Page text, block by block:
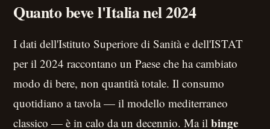
Quanto beve l'Italia nel 2024
I dati dell'Istituto Superiore di Sanità e dell'ISTAT
per il 2024 raccontano un Paese che ha cambiato
modo di bere, non quantità totale. Il consumo
quotidiano a tavola — il modello mediterraneo
classico — è in calo da un decennio. Ma ilbinge